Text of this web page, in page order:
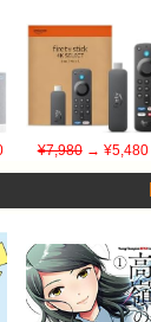
¥7,980→ ¥5,480